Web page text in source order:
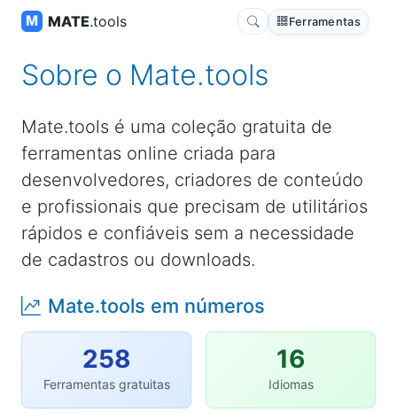
MATE.tools Ferramentas
Sobre o Mate.tools
Mate.tools é uma coleção gratuita de
ferramentas online criada para
desenvolvedores, criadores de conteúdo
e profissionais que precisam de utilitários
rápidos e confiáveis sem a necessidade
de cadastros ou downloads.
Mate.tools em números
258
Ferramentas gratuitas
16
Idiomas